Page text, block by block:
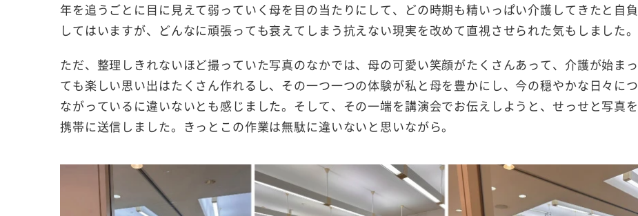
年を追うごとに目に見えて弱っていく母を目の当たりにして、どの時期も精いっぱい介護してきたと自負
してはいますが、どんなに頑張っても衰えてしまう抗えない現実を改めて直視させられた気もしました。
ただ、整理しきれないほど撮っていた写真のなかでは、母の可愛い笑顔がたくさんあって、介護が始まっ
ても楽しい思い出はたくさん作れるし、その一つ一つの体験が私と母を豊かにし、今の穏やかな日々につ
ながっているに違いないとも感じました。そして、その一端を講演会でお伝えしようと、せっせと写真を
携帯に送信しました。きっとこの作業は無駄に違いないと思いながら。